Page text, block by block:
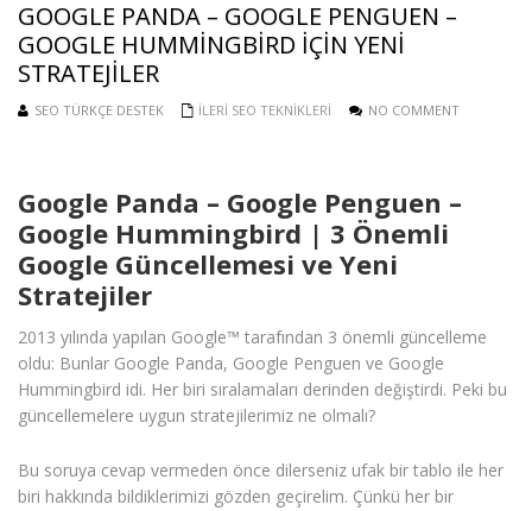
GOOGLE PANDA – GOOGLE PENGUEN –
GOOGLE HUMMINGBIRD IÇIN YENI
STRATEJILER
SEO TÜRKÇE DESTEK İLERI SEO TEKNIKLERI NO COMMENT
Google Panda – Google Penguen –
Google Hummingbird | 3 Önemli
Google Güncellemesi ve Yeni
Stratejiler
2013 yılında yapılan Google™ tarafından 3 önemli güncelleme
oldu: Bunlar Google Panda, Google Penguen ve Google
Hummingbird idi. Her biri sıralamaları derinden değiştirdi. Peki bu
güncellemelere uygun stratejilerimiz ne olmalı?
Bu soruya cevap vermeden önce dilerseniz ufak bir tablo ile her
biri hakkında bildiklerimizi gözden geçirelim. Çünkü her bir